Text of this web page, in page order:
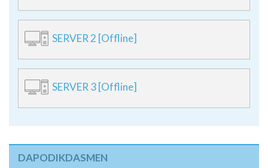
SERVER 2 [Offline]
SERVER 3 [Offline]
DAPODIKDASMEN